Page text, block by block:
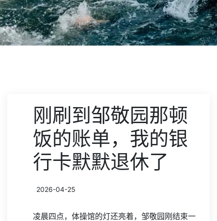
刚刷到邹敬园那顿
饭的账单，我的银
行卡默默退休了
2026-04-25
凌晨四点，体操馆的灯还亮着，邹敬园刚结束一